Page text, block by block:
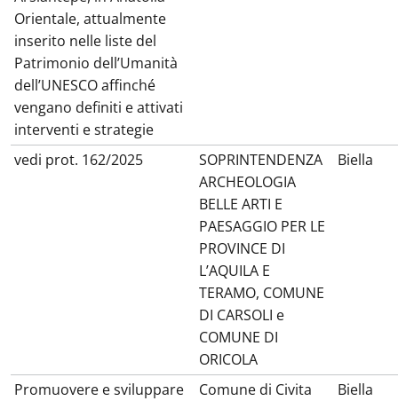
Orientale, attualmente
inserito nelle liste del
Patrimonio dell’Umanità
dell’UNESCO affinché
vengano definiti e attivati
interventi e strategie
vedi prot. 162/2025
SOPRINTENDENZA
ARCHEOLOGIA
BELLE ARTI E
PAESAGGIO PER LE
PROVINCE DI
L’AQUILA E
TERAMO, COMUNE
DI CARSOLI e
COMUNE DI
ORICOLA
Biella
Promuovere e sviluppare
Comune di Civita
Biella